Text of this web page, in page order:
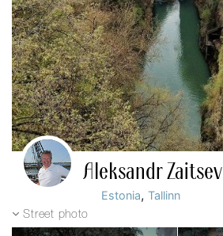
Aleksandr Zaitsev
Estonia,Tallinn
Street photo